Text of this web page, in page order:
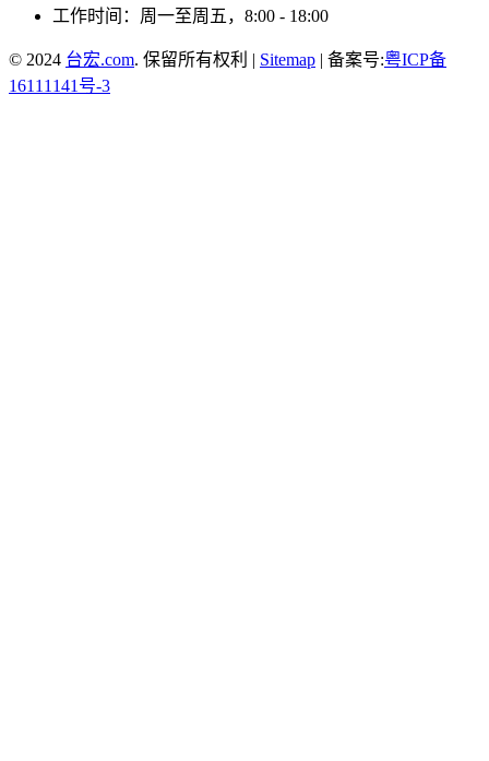
工作时间：周一至周五，8:00 - 18:00
© 2024 台宏.com. 保留所有权利 | Sitemap | 备案号:粤ICP备
16111141号-3